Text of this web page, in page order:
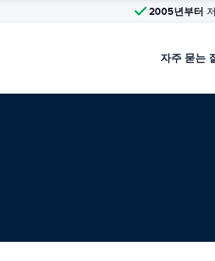
2005년부터
자주 묻는